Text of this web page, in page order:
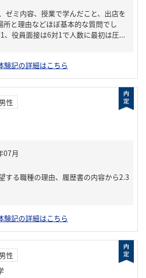
ゼミ内容、授業で学んだこと、出店を
所と理由などほぼ基本的な質問でし
、役員面接は6対1で人数に最初は圧...
験記の詳細はこちら
男性
する職種の理由、履歴書の内容から2.3
験記の詳細はこちら
男性